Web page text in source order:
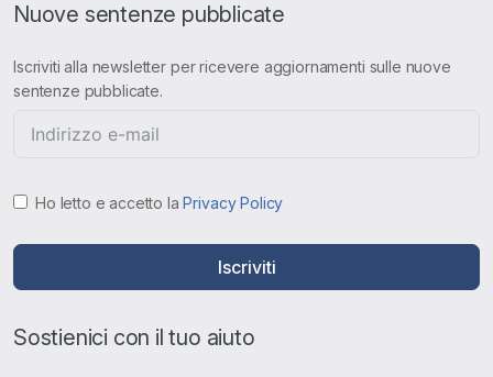
Nuove sentenze pubblicate
Iscriviti alla newsletter per ricevere aggiornamenti sulle nuove
sentenze pubblicate.
Ho letto e accetto laPrivacy Policy
Iscriviti
Sostienici con il tuo aiuto